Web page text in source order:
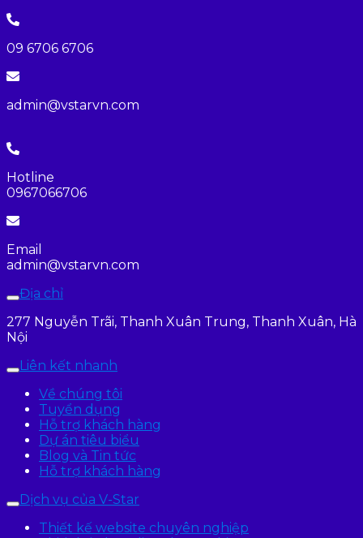
09 6706 6706
admin@vstarvn.com
Hotline
0967066706
Email
admin@vstarvn.com
Địa chỉ
277 Nguyễn Trãi, Thanh Xuân Trung, Thanh Xuân, Hà
Nội
Liên kết nhanh
Về chúng tôi
Tuyển dụng
Hỗ trợ khách hàng
Dự án tiêu biểu
Blog và Tin tức
Hỗ trợ khách hàng
Dịch vụ của V-Star
Thiết kế website chuyên nghiệp